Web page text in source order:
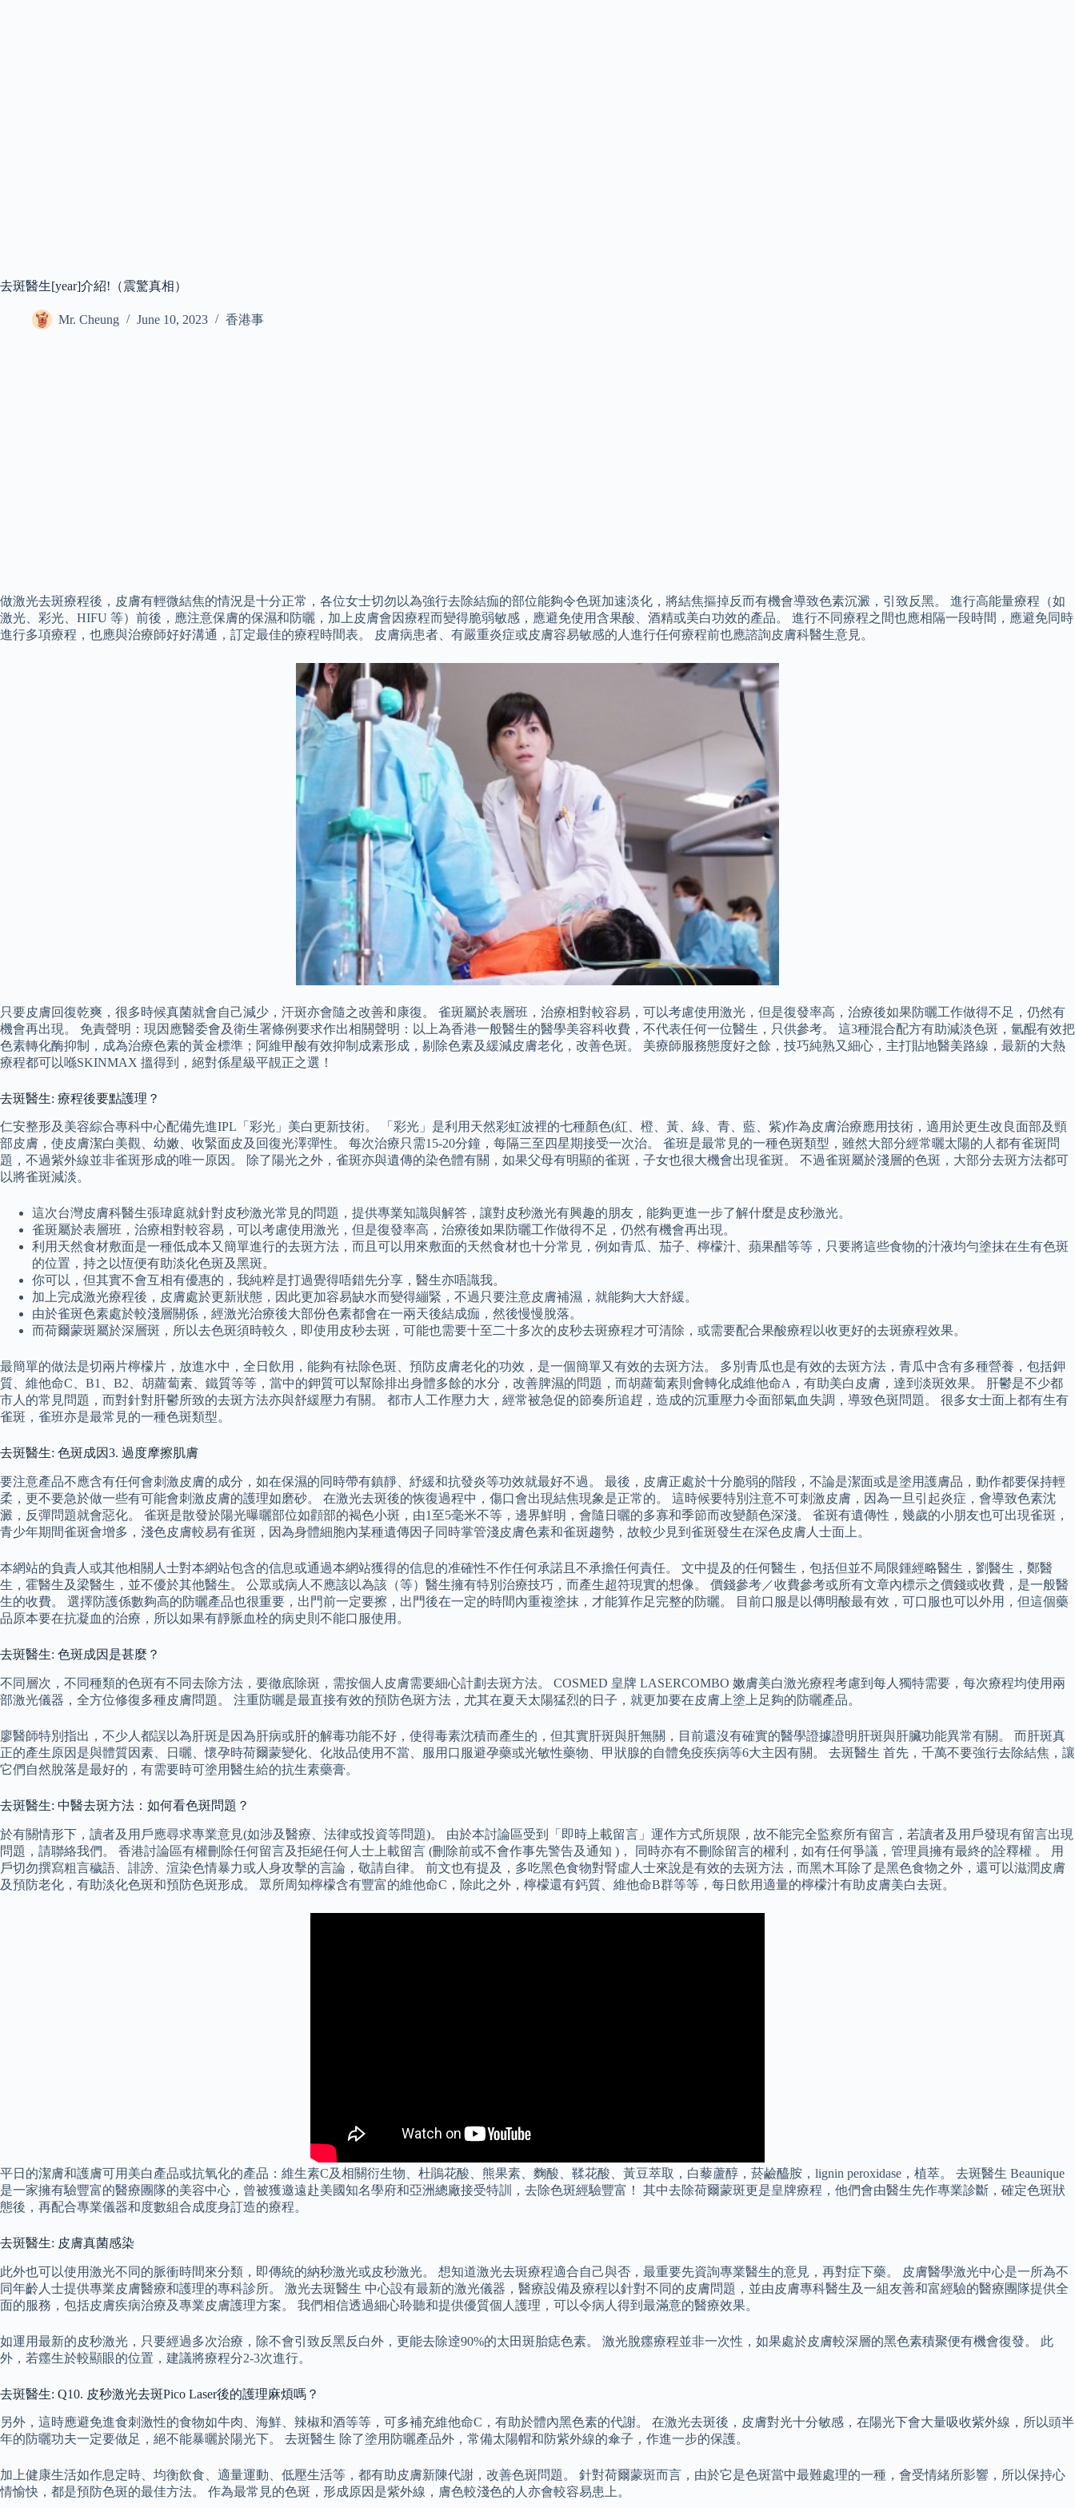
去斑醫生[year]介紹!（震驚真相）
Mr. Cheung June 10, 2023 香港事
做激光去斑療程後，皮膚有輕微結焦的情況是十分正常，各位女士切勿以為強行去除結痂的部位能夠令色斑加速淡化，將結焦摳掉反而有機會導致色素沉澱，引致反黑。 進行高能量療程（如
激光、彩光、HIFU 等）前後，應注意保膚的保濕和防曬，加上皮膚會因療程而變得脆弱敏感，應避免使用含果酸、酒精或美白功效的產品。 進行不同療程之間也應相隔一段時間，應避免同時
進行多項療程，也應與治療師好好溝通，訂定最佳的療程時間表。 皮膚病患者、有嚴重炎症或皮膚容易敏感的人進行任何療程前也應諮詢皮膚科醫生意見。
只要皮膚回復乾爽，很多時候真菌就會自己減少，汗斑亦會隨之改善和康復。 雀斑屬於表層班，治療相對較容易，可以考慮使用激光，但是復發率高，治療後如果防曬工作做得不足，仍然有
機會再出現。 免責聲明：現因應醫委會及衛生署條例要求作出相關聲明：以上為香港一般醫生的醫學美容科收費，不代表任何一位醫生，只供參考。 這3種混合配方有助減淡色斑，氫醌有效把
色素轉化酶抑制，成為治療色素的黃金標準；阿維甲酸有效抑制成素形成，剔除色素及緩減皮膚老化，改善色斑。 美療師服務態度好之餘，技巧純熟又細心，主打貼地醫美路線，最新的大熱
療程都可以喺SKINMAX 搵得到，絕對係星級平靚正之選！
去斑醫生: 療程後要點護理？
仁安整形及美容綜合專科中心配備先進IPL「彩光」美白更新技術。 「彩光」是利用天然彩虹波裡的七種顏色(紅、橙、黃、綠、青、藍、紫)作為皮膚治療應用技術，適用於更生改良面部及頸
部皮膚，使皮膚潔白美觀、幼嫩、收緊面皮及回復光澤彈性。 每次治療只需15-20分鐘，每隔三至四星期接受一次治。 雀班是最常見的一種色斑類型，雖然大部分經常曬太陽的人都有雀斑問
題，不過紫外線並非雀斑形成的唯一原因。 除了陽光之外，雀斑亦與遺傳的染色體有關，如果父母有明顯的雀斑，子女也很大機會出現雀斑。 不過雀斑屬於淺層的色斑，大部分去斑方法都可
以將雀斑減淡。
這次台灣皮膚科醫生張瑋庭就針對皮秒激光常見的問題，提供專業知識與解答，讓對皮秒激光有興趣的朋友，能夠更進一步了解什麼是皮秒激光。
雀斑屬於表層班，治療相對較容易，可以考慮使用激光，但是復發率高，治療後如果防曬工作做得不足，仍然有機會再出現。
利用天然食材敷面是一種低成本又簡單進行的去斑方法，而且可以用來敷面的天然食材也十分常見，例如青瓜、茄子、檸檬汁、蘋果醋等等，只要將這些食物的汁液均勻塗抹在生有色斑
的位置，持之以恆便有助淡化色斑及黑斑。
你可以，但其實不會互相有優惠的，我純粹是打過覺得唔錯先分享，醫生亦唔識我。
加上完成激光療程後，皮膚處於更新狀態，因此更加容易缺水而變得繃緊，不過只要注意皮膚補濕，就能夠大大舒緩。
由於雀斑色素處於較淺層關係，經激光治療後大部份色素都會在一兩天後結成痂，然後慢慢脫落。
而荷爾蒙斑屬於深層斑，所以去色斑須時較久，即使用皮秒去斑，可能也需要十至二十多次的皮秒去斑療程才可清除，或需要配合果酸療程以收更好的去斑療程效果。
最簡單的做法是切兩片檸檬片，放進水中，全日飲用，能夠有袪除色斑、預防皮膚老化的功效，是一個簡單又有效的去斑方法。 多別青瓜也是有效的去斑方法，青瓜中含有多種營養，包括鉀
質、維他命C、B1、B2、胡蘿蔔素、鐵質等等，當中的鉀質可以幫除排出身體多餘的水分，改善脾濕的問題，而胡蘿蔔素則會轉化成維他命A，有助美白皮膚，達到淡斑效果。 肝鬱是不少都
市人的常見問題，而對針對肝鬱所致的去斑方法亦與舒緩壓力有關。 都市人工作壓力大，經常被急促的節奏所追趕，造成的沉重壓力令面部氣血失調，導致色斑問題。 很多女士面上都有生有
雀斑，雀班亦是最常見的一種色斑類型。
去斑醫生: 色斑成因3. 過度摩擦肌膚
要注意產品不應含有任何會刺激皮膚的成分，如在保濕的同時帶有鎮靜、紓緩和抗發炎等功效就最好不過。 最後，皮膚正處於十分脆弱的階段，不論是潔面或是塗用護膚品，動作都要保持輕
柔，更不要急於做一些有可能會刺激皮膚的護理如磨砂。 在激光去斑後的恢復過程中，傷口會出現結焦現象是正常的。 這時候要特別注意不可刺激皮膚，因為一旦引起炎症，會導致色素沈
澱，反彈問題就會惡化。 雀斑是散發於陽光曝曬部位如顴部的褐色小斑，由1至5毫米不等，邊界鮮明，會隨日曬的多寡和季節而改變顏色深淺。 雀斑有遺傳性，幾歲的小朋友也可出現雀斑，
青少年期間雀斑會增多，淺色皮膚較易有雀斑，因為身體細胞內某種遺傳因子同時掌管淺皮膚色素和雀斑趨勢，故較少見到雀斑發生在深色皮膚人士面上。
本網站的負責人或其他相關人士對本網站包含的信息或通過本網站獲得的信息的准確性不作任何承諾且不承擔任何責任。 文中提及的任何醫生，包括但並不局限鍾經略醫生，劉醫生，鄭醫
生，霍醫生及梁醫生，並不優於其他醫生。 公眾或病人不應該以為該（等）醫生擁有特別治療技巧，而產生超符現實的想像。 價錢參考／收費參考或所有文章內標示之價錢或收費，是一般醫
生的收費。 選擇防護係數夠高的防曬產品也很重要，出門前一定要擦，出門後在一定的時間內重複塗抹，才能算作足完整的防曬。 目前口服是以傳明酸最有效，可口服也可以外用，但這個藥
品原本要在抗凝血的治療，所以如果有靜脈血栓的病史則不能口服使用。
去斑醫生: 色斑成因是甚麼？
不同層次，不同種類的色斑有不同去除方法，要徹底除斑，需按個人皮膚需要細心計劃去斑方法。 COSMED 皇牌 LASERCOMBO 嫩膚美白激光療程考慮到每人獨特需要，每次療程均使用兩
部激光儀器，全方位修復多種皮膚問題。 注重防曬是最直接有效的預防色斑方法，尤其在夏天太陽猛烈的日子，就更加要在皮膚上塗上足夠的防曬產品。
廖醫師特別指出，不少人都誤以為肝斑是因為肝病或肝的解毒功能不好，使得毒素沈積而產生的，但其實肝斑與肝無關，目前還沒有確實的醫學證據證明肝斑與肝臟功能異常有關。 而肝斑真
正的產生原因是與體質因素、日曬、懷孕時荷爾蒙變化、化妝品使用不當、服用口服避孕藥或光敏性藥物、甲狀腺的自體免疫疾病等6大主因有關。 去斑醫生 首先，千萬不要強行去除結焦，讓
它們自然脫落是最好的，有需要時可塗用醫生給的抗生素藥膏。
去斑醫生: 中醫去斑方法：如何看色斑問題？
於有關情形下，讀者及用戶應尋求專業意見(如涉及醫療、法律或投資等問題)。 由於本討論區受到「即時上載留言」運作方式所規限，故不能完全監察所有留言，若讀者及用戶發現有留言出現
問題，請聯絡我們。 香港討論區有權刪除任何留言及拒絕任何人士上載留言 (刪除前或不會作事先警告及通知 )， 同時亦有不刪除留言的權利，如有任何爭議，管理員擁有最終的詮釋權 。 用
戶切勿撰寫粗言穢語、誹謗、渲染色情暴力或人身攻擊的言論，敬請自律。 前文也有提及，多吃黑色食物對腎虛人士來說是有效的去斑方法，而黑木耳除了是黑色食物之外，還可以滋潤皮膚
及預防老化，有助淡化色斑和預防色斑形成。 眾所周知檸檬含有豐富的維他命C，除此之外，檸檬還有鈣質、維他命B群等等，每日飲用適量的檸檬汁有助皮膚美白去斑。
平日的潔膚和護膚可用美白產品或抗氧化的產品：維生素C及相關衍生物、杜鵑花酸、熊果素、麴酸、鞣花酸、黃豆萃取，白藜蘆醇，菸鹼醯胺，lignin peroxidase，植萃。 去斑醫生 Beaunique
是一家擁有驗豐富的醫療團隊的美容中心，曾被獲邀遠赴美國知名學府和亞洲總廠接受特訓，去除色斑經驗豐富！ 其中去除荷爾蒙斑更是皇牌療程，他們會由醫生先作專業診斷，確定色斑狀
態後，再配合專業儀器和度數組合成度身訂造的療程。
去斑醫生: 皮膚真菌感染
此外也可以使用激光不同的脈衝時間來分類，即傳統的納秒激光或皮秒激光。 想知道激光去斑療程適合自己與否，最重要先資詢專業醫生的意見，再對症下藥。 皮膚醫學激光中心是一所為不
同年齡人士提供專業皮膚醫療和護理的專科診所。 激光去斑醫生 中心設有最新的激光儀器，醫療設備及療程以針對不同的皮膚問題，並由皮膚專科醫生及一組友善和富經驗的醫療團隊提供全
面的服務，包括皮膚疾病治療及專業皮膚護理方案。 我們相信透過細心聆聽和提供優質個人護理，可以令病人得到最滿意的醫療效果。
如運用最新的皮秒激光，只要經過多次治療，除不會引致反黑反白外，更能去除逹90%的太田斑胎痣色素。 激光脫癦療程並非一次性，如果處於皮膚較深層的黑色素積聚便有機會復發。 此
外，若癦生於較顯眼的位置，建議將療程分2-3次進行。
去斑醫生: Q10. 皮秒激光去斑Pico Laser後的護理麻煩嗎？
另外，這時應避免進食刺激性的食物如牛肉、海鮮、辣椒和酒等等，可多補充維他命C，有助於體內黑色素的代謝。 在激光去斑後，皮膚對光十分敏感，在陽光下會大量吸收紫外線，所以頭半
年的防曬功夫一定要做足，絕不能暴曬於陽光下。 去斑醫生 除了塗用防曬產品外，常備太陽帽和防紫外線的傘子，作進一步的保護。
加上健康生活如作息定時、均衡飲食、適量運動、低壓生活等，都有助皮膚新陳代謝，改善色斑問題。 針對荷爾蒙斑而言，由於它是色斑當中最難處理的一種，會受情緒所影響，所以保持心
情愉快，都是預防色斑的最佳方法。 作為最常見的色斑，形成原因是紫外線，膚色較淺色的人亦會較容易患上。